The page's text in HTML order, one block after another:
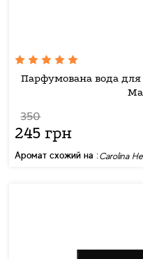
Парфумована вода для
350
245 грн
Аромат схожий на :Carolina